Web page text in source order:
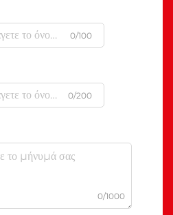
0/100
0/200
0/1000